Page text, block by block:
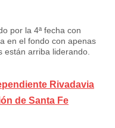
por la 4ª fecha con
en el fondo con apenas
están arriba liderando.
Rivadavia
de Santa Fe